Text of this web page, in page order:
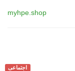
myhpe.shop
اجتماعی